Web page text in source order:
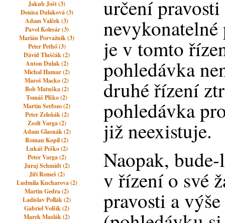
Jakub Jošt (3)
Denisa Dulaková (3)
Adam Valček (3)
Pavol Kolesár (3)
Marián Porvažník (3)
Peter Pethő (3)
Dávid Tluščák (2)
Anton Dulak (2)
Michal Hamar (2)
Maroš Macko (2)
Bob Matuška (2)
Tomáš Plško (2)
Martin Serfozo (2)
Peter Zeleňák (2)
Zsolt Varga (2)
Adam Glasnák (2)
Roman Kopil (2)
Lukáš Peško (2)
Peter Varga (2)
Juraj Schmidt (2)
Jiří Remeš (2)
Ludmila Kucharova (2)
Martin Gedra (2)
Ladislav Pollák (2)
Gabriel Volšík (2)
Marek Maslák (2)
určení
je v tomto
pohledávka
druhé řízení
pohledávka
již neexistuje.
Naopak,
v řízení o své
pravosti a